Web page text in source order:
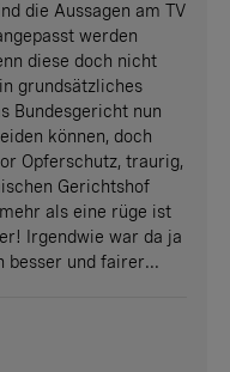
die Aussagen am TV
werden
diese doch nicht
grundsätzliches
Bundesgericht nun
können, doch
Opferschutz, traurig,
Gerichtshof
als eine rüge ist
Irgendwie war da ja
besser und fairer...